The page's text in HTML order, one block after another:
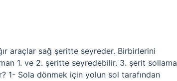
araçlar sağ şeritte seyreder. Birbirlerini
1. ve 2. şeritte seyredebilir. 3. şerit sollama
1- Sola dönmek için yolun sol tarafından